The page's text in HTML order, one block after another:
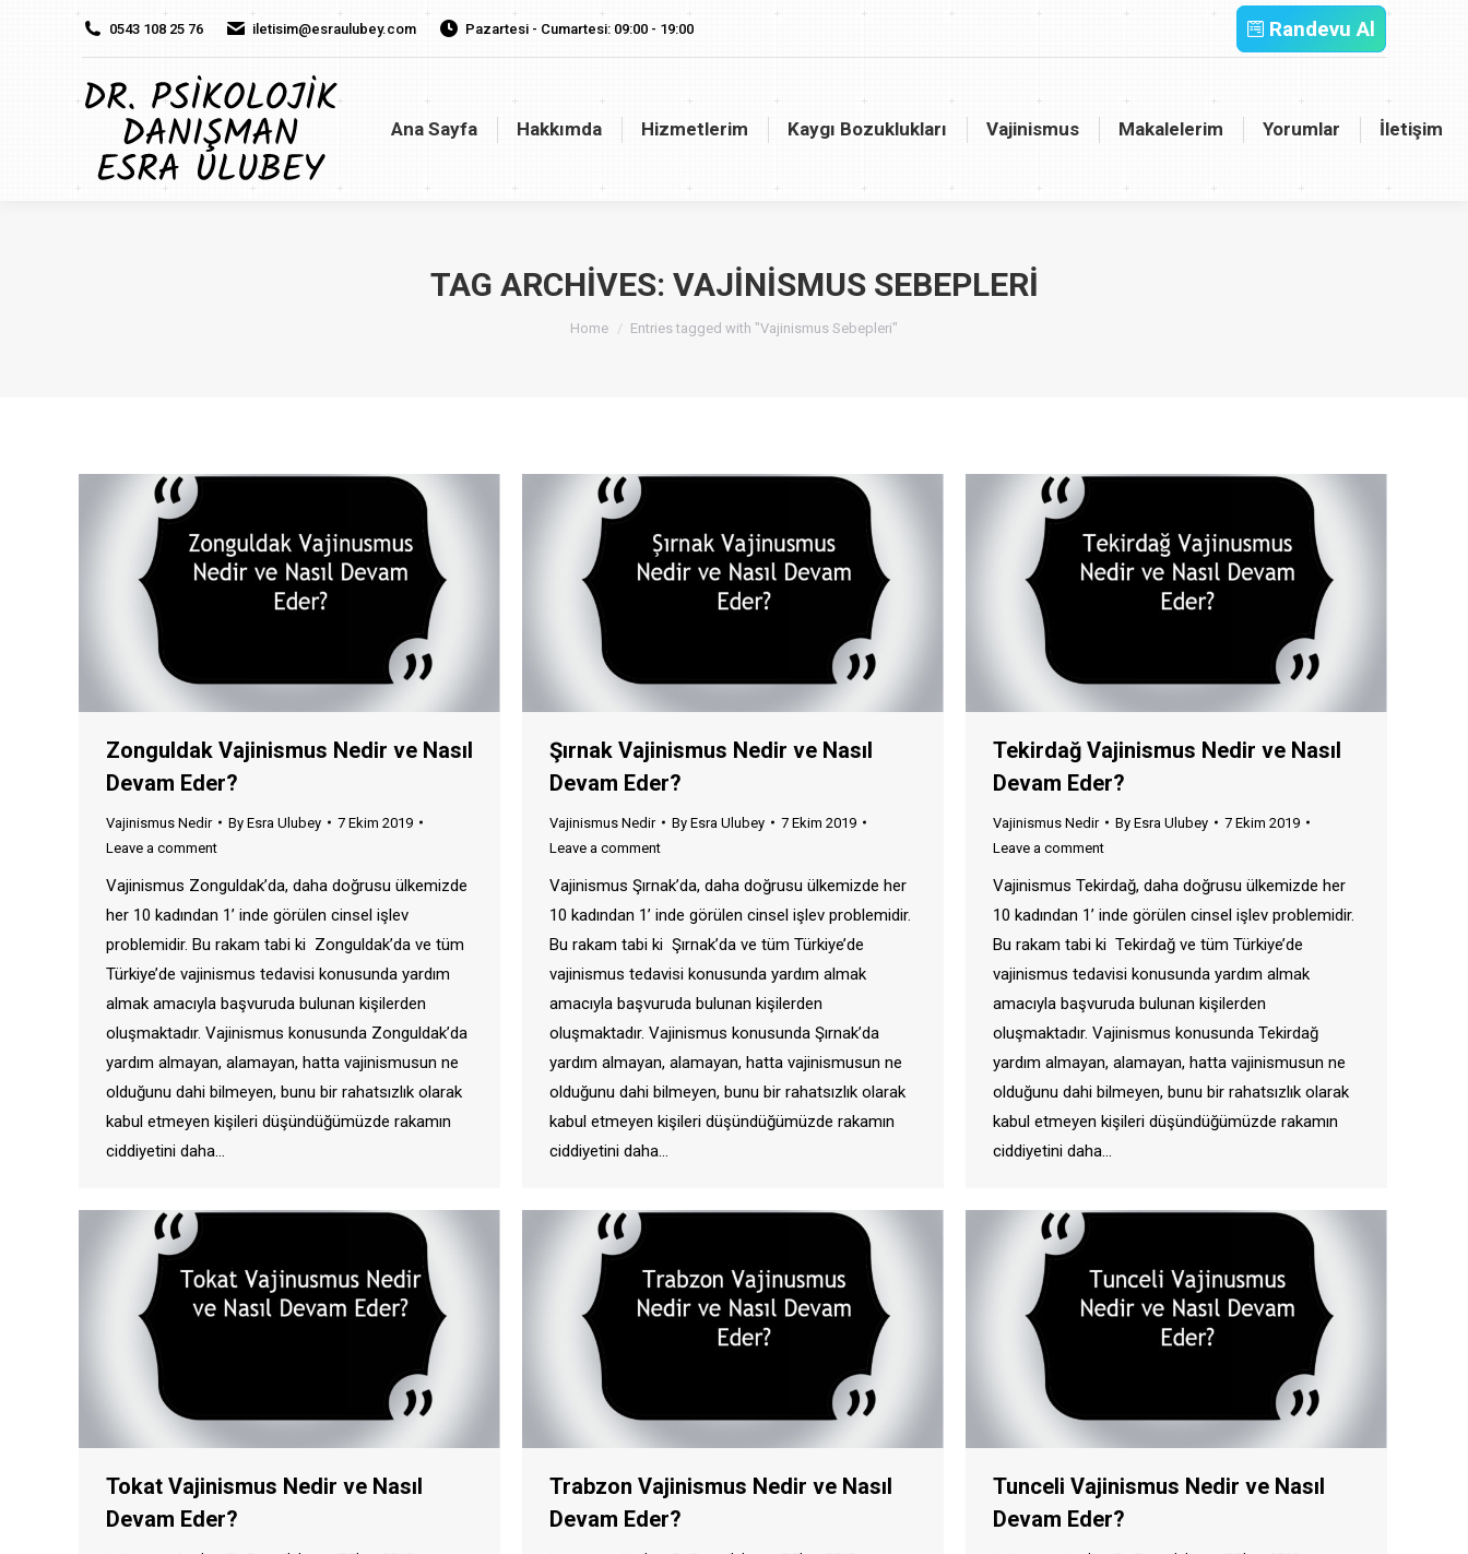
0543 108 25 76 iletisim@esraulubey.com Pazartesi - Cumartesi: 09:00 - 19:00 Randevu Al
Ana Sayfa Hakkımda Hizmetlerim Kaygı Bozuklukları Vajinismus Makalelerim Yorumlar İletişim
TAG ARCHIVES: VAJINISMUS SEBEPLERI
You are here:
Home Entries tagged with "Vajinismus Sebepleri"
Zonguldak Vajinismus Nedir ve Nasıl
Devam Eder?
Vajinismus Nedir By Esra Ulubey
7 Ekim 2019
Leave a comment
Vajinismus Zonguldak’da, daha doğrusu ülkemizde
her 10 kadından 1’ inde görülen cinsel işlev
problemidir. Bu rakam tabi ki Zonguldak’da ve tüm
Türkiye’de vajinismus tedavisi konusunda yardım
almak amacıyla başvuruda bulunan kişilerden
oluşmaktadır. Vajinismus konusunda Zonguldak’da
yardım almayan, alamayan, hatta vajinismusun ne
olduğunu dahi bilmeyen, bunu bir rahatsızlık olarak
kabul etmeyen kişileri düşündüğümüzde rakamın
ciddiyetini daha…
Şırnak Vajinismus Nedir ve Nasıl
Devam Eder?
Vajinismus Nedir By Esra Ulubey
7 Ekim 2019
Leave a comment
Vajinismus Şırnak’da, daha doğrusu ülkemizde her
10 kadından 1’ inde görülen cinsel işlev problemidir.
Bu rakam tabi ki Şırnak’da ve tüm Türkiye’de
vajinismus tedavisi konusunda yardım almak
amacıyla başvuruda bulunan kişilerden
oluşmaktadır. Vajinismus konusunda Şırnak’da
yardım almayan, alamayan, hatta vajinismusun ne
olduğunu dahi bilmeyen, bunu bir rahatsızlık olarak
kabul etmeyen kişileri düşündüğümüzde rakamın
ciddiyetini daha…
Tekirdağ Vajinismus Nedir ve Nasıl
Devam Eder?
Vajinismus Nedir By Esra Ulubey
7 Ekim 2019
Leave a comment
Vajinismus Tekirdağ, daha doğrusu ülkemizde her
10 kadından 1’ inde görülen cinsel işlev problemidir.
Bu rakam tabi ki Tekirdağ ve tüm Türkiye’de
vajinismus tedavisi konusunda yardım almak
amacıyla başvuruda bulunan kişilerden
oluşmaktadır. Vajinismus konusunda Tekirdağ
yardım almayan, alamayan, hatta vajinismusun ne
olduğunu dahi bilmeyen, bunu bir rahatsızlık olarak
kabul etmeyen kişileri düşündüğümüzde rakamın
ciddiyetini daha…
Tokat Vajinismus Nedir ve Nasıl
Devam Eder?
Trabzon Vajinismus Nedir ve Nasıl
Devam Eder?
Tunceli Vajinismus Nedir ve Nasıl
Devam Eder?
Ana Sayfa Yorumlar İletişim